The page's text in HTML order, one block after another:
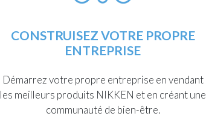
CONSTRUISEZ VOTRE PROPRE
ENTREPRISE
Démarrez votre propre entreprise en vendant
les meilleurs produits NIKKEN et en créant une
communauté de bien-être.